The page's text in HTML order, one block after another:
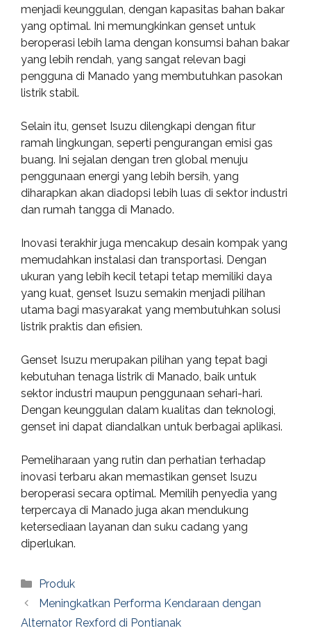
menjadi keunggulan, dengan kapasitas bahan bakar
yang optimal. Ini memungkinkan genset untuk
beroperasi lebih lama dengan konsumsi bahan bakar
yang lebih rendah, yang sangat relevan bagi
pengguna di Manado yang membutuhkan pasokan
listrik stabil.
Selain itu, genset Isuzu dilengkapi dengan fitur
ramah lingkungan, seperti pengurangan emisi gas
buang. Ini sejalan dengan tren global menuju
penggunaan energi yang lebih bersih, yang
diharapkan akan diadopsi lebih luas di sektor industri
dan rumah tangga di Manado.
Inovasi terakhir juga mencakup desain kompak yang
memudahkan instalasi dan transportasi. Dengan
ukuran yang lebih kecil tetapi tetap memiliki daya
yang kuat, genset Isuzu semakin menjadi pilihan
utama bagi masyarakat yang membutuhkan solusi
listrik praktis dan efisien.
Genset Isuzu merupakan pilihan yang tepat bagi
kebutuhan tenaga listrik di Manado, baik untuk
sektor industri maupun penggunaan sehari-hari.
Dengan keunggulan dalam kualitas dan teknologi,
genset ini dapat diandalkan untuk berbagai aplikasi.
Pemeliharaan yang rutin dan perhatian terhadap
inovasi terbaru akan memastikan genset Isuzu
beroperasi secara optimal. Memilih penyedia yang
terpercaya di Manado juga akan mendukung
ketersediaan layanan dan suku cadang yang
diperlukan.
Categories
Produk
Meningkatkan Performa Kendaraan dengan
Alternator Rexford di Pontianak